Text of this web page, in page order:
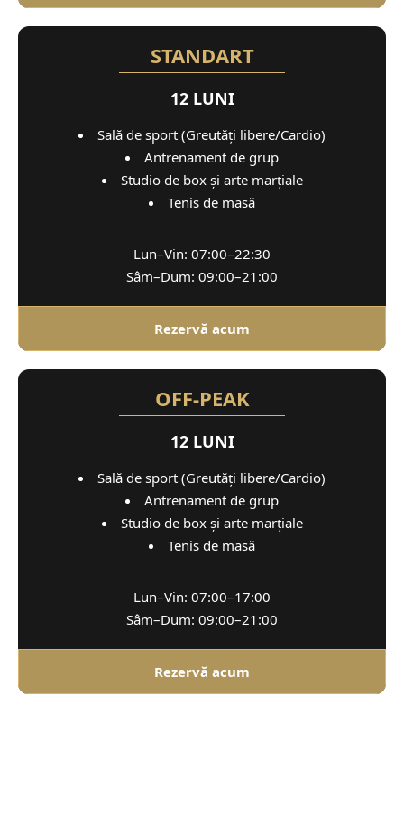
STANDART
12 LUNI
Sală de sport (Greutăți libere/Cardio)
Antrenament de grup
Studio de box și arte marțiale
Tenis de masă
Lun–Vin: 07:00–22:30
Sâm–Dum: 09:00–21:00
Rezervă acum
OFF-PEAK
12 LUNI
Sală de sport (Greutăți libere/Cardio)
Antrenament de grup
Studio de box și arte marțiale
Tenis de masă
Lun–Vin: 07:00–17:00
Sâm–Dum: 09:00–21:00
Rezervă acum